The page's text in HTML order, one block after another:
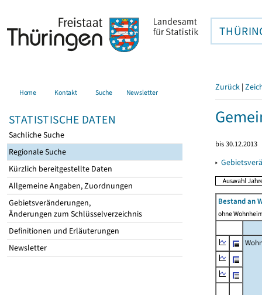
Home Kontakt Suche Newsletter
STATISTISCHE DATEN
Sachliche Suche
Regionale Suche
Kürzlich bereitgestellte Daten
Allgemeine Angaben, Zuordnungen
Gebietsveränderungen,
Änderungen zum Schlüsselverzeichnis
Definitionen und Erläuterungen
Newsletter
Zurück |
bis 30.12.2013
▸
Bestand an
ohne